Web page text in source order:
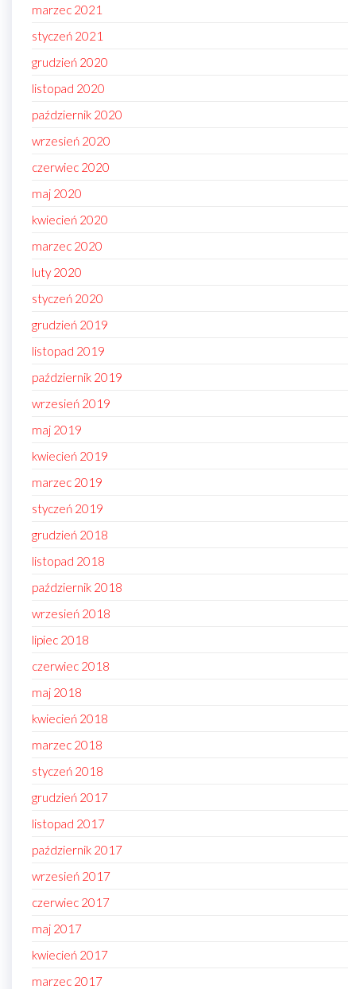
marzec 2021
styczeń 2021
grudzień 2020
listopad 2020
październik 2020
wrzesień 2020
czerwiec 2020
maj 2020
kwiecień 2020
marzec 2020
luty 2020
styczeń 2020
grudzień 2019
listopad 2019
październik 2019
wrzesień 2019
maj 2019
kwiecień 2019
marzec 2019
styczeń 2019
grudzień 2018
listopad 2018
październik 2018
wrzesień 2018
lipiec 2018
czerwiec 2018
maj 2018
kwiecień 2018
marzec 2018
styczeń 2018
grudzień 2017
listopad 2017
październik 2017
wrzesień 2017
czerwiec 2017
maj 2017
kwiecień 2017
marzec 2017